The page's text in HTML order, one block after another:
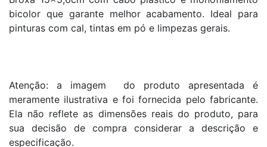
bicolor que garante melhor acabamento. Ideal para
pinturas com cal, tintas em pó e limpezas gerais.
Atenção: a imagem do produto apresentada é
meramente ilustrativa e foi fornecida pelo fabricante.
Ela não reflete as dimensões reais do produto, para
sua decisão de compra considerar a descrição e
especificação.